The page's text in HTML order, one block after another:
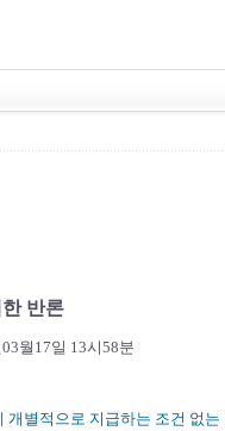
반론
월17일 13시58분
별적으로 지급하는 조건 없는